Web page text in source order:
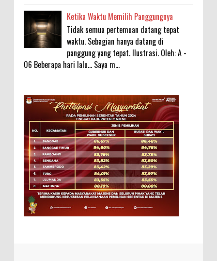
Ketika Waktu Memilih Panggungnya
Tidak semua pertemuan datang tepat
waktu. Sebagian hanya datang di
panggung yang tepat. Ilustrasi. Oleh: A -
06 Beberapa hari lalu... Saya m...